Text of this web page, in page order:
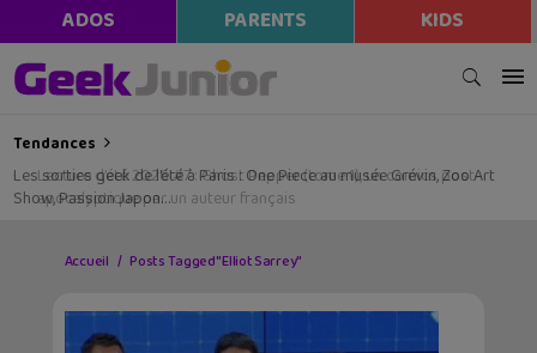
ADOS PARENTS KIDS
Tendances
Les sorties geek de l’été à Paris : One Piece au musée Grévin, Zoo Art
Show, Passion Japon…
Accueil Posts Tagged "Elliot Sarrey"